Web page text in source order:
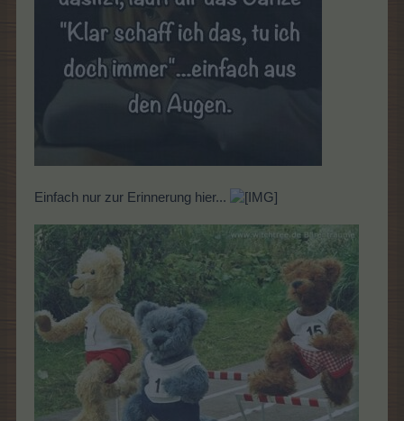
Einfach nur zur Erinnerung hier...